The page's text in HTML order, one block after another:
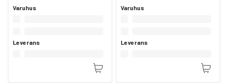
Varuhus
Leverans
Varuhus
Leverans